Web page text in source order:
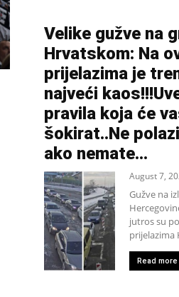
Velike gužve na
Hrvatskom: Na
prijelazima je
najveći
pravila koja će
šokirat..Ne
ako nemate...
August 7,
Gužve na
jutros su
prijelazima
Read more